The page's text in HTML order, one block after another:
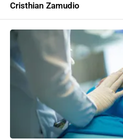
Cristhian Zamudio